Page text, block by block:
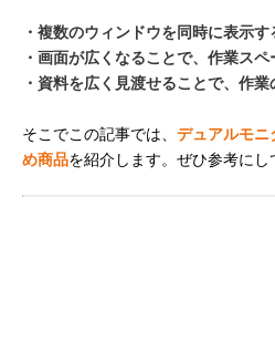
・複数のウィンドウを同時に表示
・画面が広くなることで、作業ス
・資料を広く見渡せることで、作
そこでこの記事では、 デュアルモニ
め商品を紹介します。ぜひ参考にし